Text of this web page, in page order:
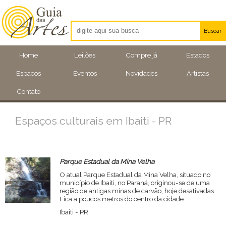
Home Leilões Compre já Estados
Espacos Eventos Novidades Artistas
Contato
Buscar
Artistas
Eventos
Espaços culturais em Ibaiti - PR
Parque Estadual da Mina Velha
O atual Parque Estadual da Mina Velha, situado no
município de Ibaiti, no Paraná, originou-se de uma
região de antigas minas de carvão, hoje desativadas.
Fica a poucos metros do centro da cidade.
Ibaiti - PR